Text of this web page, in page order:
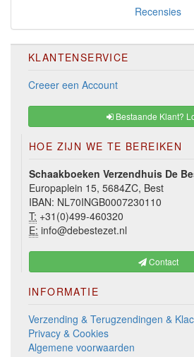
Recensies
KLANTENSERVICE
Creeer een Account
Bestaande Klant?
HOE ZIJN WE TE BEREIKEN
Schaakboeken Verzendhuis De
Europaplein 15, 5684ZC, Best
IBAN: NL70INGB0007230110
T: +31(0)499-460320
E: info@debestezet.nl
Contact
INFORMATIE
Verzending & Terugzendingen &
Privacy & Cookies
Algemene voorwaarden